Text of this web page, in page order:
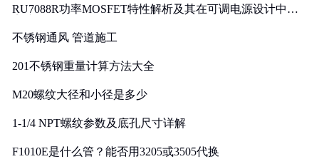
RU7088R功率MOSFET特性解析及其在可调电源设计中的
不锈钢通风 管道施工
201不锈钢重量计算方法大全
M20螺纹大径和小径是多少
1-1/4 NPT螺纹参数及底孔尺寸详解
F1010E是什么管？能否用3205或3505代换